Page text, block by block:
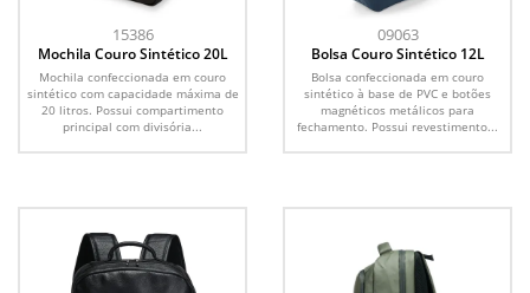
15386
Mochila Couro Sintético 20L
Mochila confeccionada em couro
sintético com capacidade máxima de
20 litros. Possui compartimento
principal com divisória...
09063
Bolsa Couro Sintético 12L
Bolsa confeccionada em couro
sintético à base de PVC e botões
magnéticos metálicos para
fechamento. Possui revestimento...